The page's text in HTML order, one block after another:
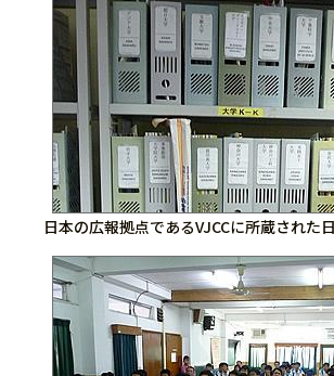
日本の広報拠点であるVJCCに所蔵された